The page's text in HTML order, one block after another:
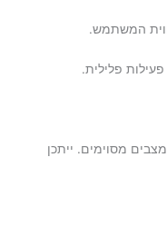
המשתמש.
פעילות פלילית.
מסוימים. ייתכן